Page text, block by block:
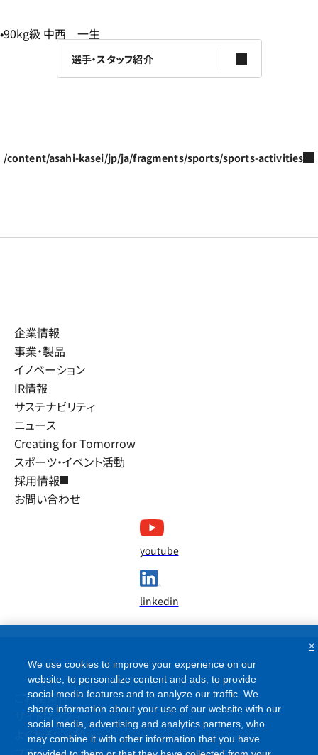
90kg級 中西 一生
選手・スタッフ紹介
/content/asahi-kasei/jp/ja/fragments/sports/sports-activities
企業情報
事業・製品
イノベーション
IR情報
サステナビリティ
ニュース
Creating for Tomorrow
スポーツ・イベント活動
採用情報
お問い合わせ
youtube
linkedin
ご利用条件
サイトマップ
よくあるご質問
website, to personalize content and ads, to provide
social media features and to analyze our traffic. We
share information about your use of our website with our
social media, advertising and analytics partners, who
may combine it with other information that you have
provided to them or that they have collected from your